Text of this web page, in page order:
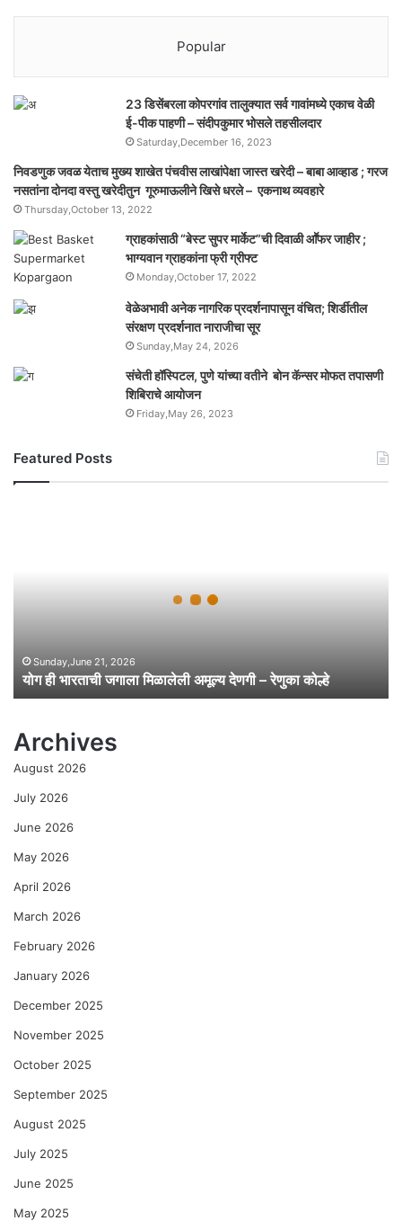
Popular
23 डिसेंबरला कोपरगांव तालुक्‍यात सर्व गावांमध्ये एकाच वेळी
ई-पीक पाहणी – संदीपकुमार भोसले तहसीलदार
Saturday,December 16, 2023
निवडणुक जवळ येताच मुख्य शाखेत पंचवीस लाखांपेक्षा जास्त खरेदी – बाबा आव्हाड ; गरज
नसतांना दोनदा वस्तु खरेदीतुन गूरुमाऊलीने खिसे धरले – एकनाथ व्यवहारे
Thursday,October 13, 2022
ग्राहकांसाठी “बेस्ट सुपर मार्केट”ची दिवाळी आॕफर जाहीर ;
भाग्यवान ग्राहकांना फ्री ग्रीफ्ट
Monday,October 17, 2022
वेळेअभावी अनेक नागरिक प्रदर्शनापासून वंचित; शिर्डीतील
संरक्षण प्रदर्शनात नाराजीचा सूर
Sunday,May 24, 2026
संचेती हॉस्पिटल, पुणे यांच्या वतीने बोन कॅन्सर मोफत तपासणी
शिबिराचे आयोजन
Friday,May 26, 2023
Featured Posts
ला
मि
ले
ली
अ
मू
दे
ण
–
णु
का
ल्हे
Sunday,June 21, 2026
योग ही भारताची जगाला मिळालेली अमूल्य देणगी – रेणुका कोल्हे
Archives
August 2026
July 2026
June 2026
May 2026
April 2026
March 2026
February 2026
January 2026
December 2025
November 2025
October 2025
September 2025
August 2025
July 2025
June 2025
May 2025